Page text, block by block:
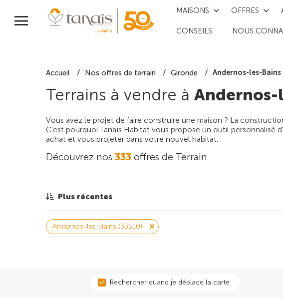
MAISONS OFFRES
CONSEILS NOUS
Accueil Nos offres de terrain Gironde Andernos-les-Bains
Terrains à vendre à Andernos-
Vous avez le projet de faire construire une maison ? La
C'est pourquoi Tanaïs Habitat vous propose un outil personnalisé d'
achat et vous projeter dans votre nouvel habitat.
Découvrez nos 333 offres de Terrain
Plus récentes
Andernos-les-Bains (33510)
Rechercher quand je déplace la carte